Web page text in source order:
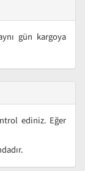
gün kargoya
ediniz. Eğer